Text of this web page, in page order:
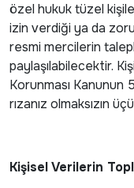
özel hukuk tüzel
izin verdiği ya da
resmi mercilerin
paylaşılabilecektir.
Korunması Kanunun
rızanız olmaksızın
Kişisel Verilerin